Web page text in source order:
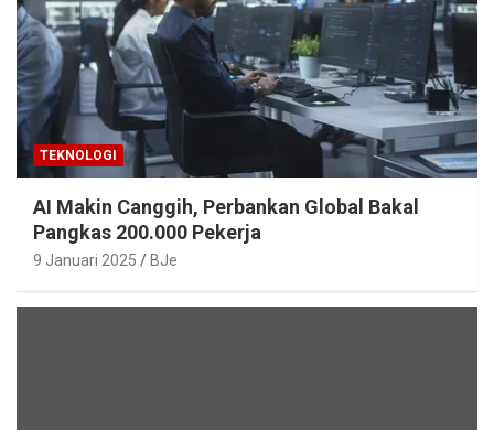
TEKNOLOGI
AI Makin Canggih, Perbankan Global Bakal
Pangkas 200.000 Pekerja
9 Januari 2025 BJe